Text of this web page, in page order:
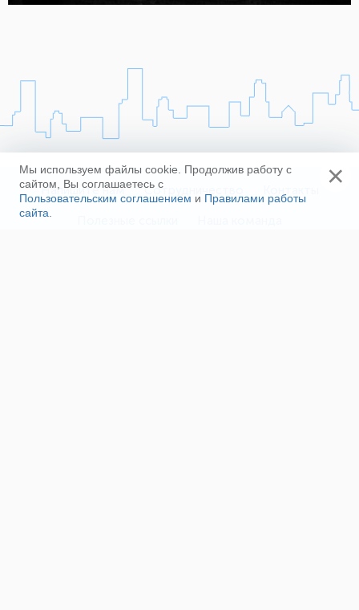
Напишите нам Сотрудничество
Мы используем файлы cookie. Продолжив работу с
сайтом, Вы соглашаетесь с
Пользовательским соглашением и Правилами работы
сайта
×